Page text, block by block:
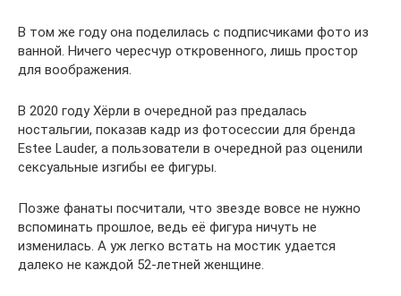
В том же году она поделилась с подписчиками фото из
ванной. Ничего чересчур откровенного, лишь простор
для воображения.
В 2020 году Хёрли в очередной раз предалась
ностальгии, показав кадр из фотосессии для бренда
Estee Lauder, а пользователи в очередной раз оценили
сексуальные изгибы ее фигуры.
Позже фанаты посчитали, что звезде вовсе не нужно
вспоминать прошлое, ведь её фигура ничуть не
изменилась. А уж легко встать на мостик удается
далеко не каждой 52-летней женщине.